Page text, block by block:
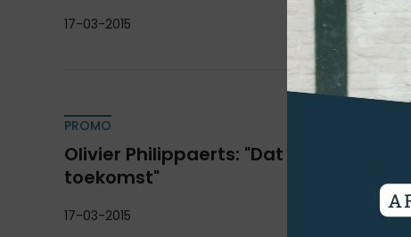
17-03-2015
PROMO
Olivier Philippaerts: "Dat belooft voor
toekomst"
17-03-2015